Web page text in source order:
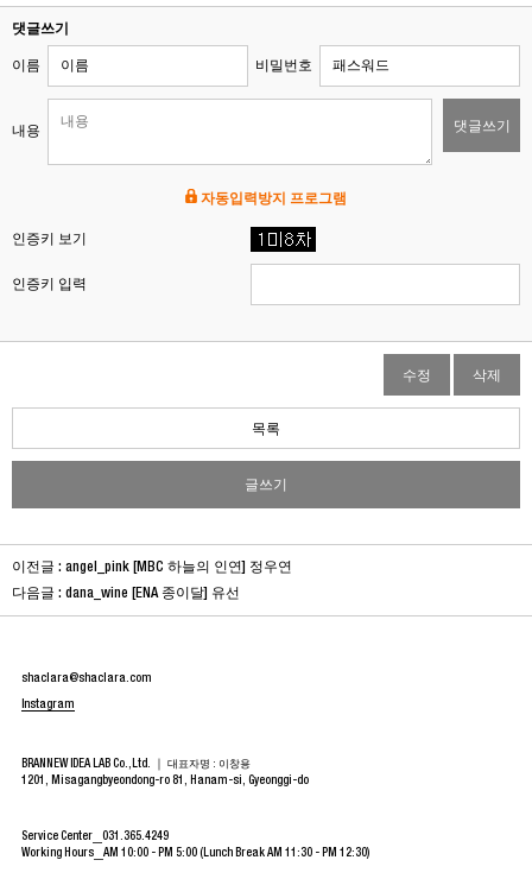
댓글쓰기
이름 비밀번호
내용 댓글쓰기
자동입력방지 프로그램
인증키 보기
인증키 입력
수정 삭제
목록
글쓰기
이전글 : angel_pink [MBC 하늘의 인연] 정우연
다음글 : dana_wine [ENA 종이달] 유선
shaclara@shaclara.com
Instagram
BRANNEW IDEA LAB Co.,Ltd. ｜ 대표자명 : 이창용
1201, Misagangbyeondong-ro 81, Hanam-si, Gyeonggi-do
Service Center
031.365.4249
Working Hours
AM 10:00 - PM 5:00 (Lunch Break AM 11:30 - PM 12:30)